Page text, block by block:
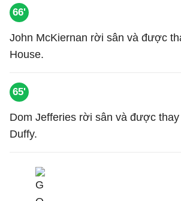
66'
John McKiernan rời sân và được
House.
65'
Dom Jefferies rời sân và được
Duffy.